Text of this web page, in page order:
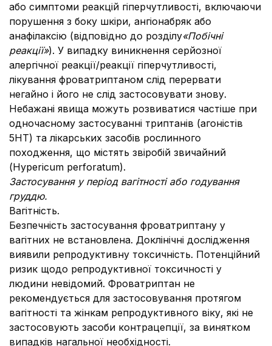
або симптоми реакцій гіперчутливості, включаючи
порушення з боку шкіри, ангіонабряк або
анафілаксію (відповідно до розділу«Побічні
реакції»). У випадку виникнення серйозної
алергічної реакції/реакції гіперчутливості,
лікування фроватриптаном слід перервати
негайно і його не слід застосовувати знову.
Небажані явища можуть розвиватися частіше при
одночасному застосуванні триптанів (агоністів
5НТ) та лікарських засобів рослинного
походження, що містять звіробій звичайний
(Hypericum perforatum).
Застосування у період вагітності або годування
груддю.
Вагітність.
Безпечність застосування фроватриптану у
вагітних не встановлена. Доклінічні дослідження
виявили репродуктивну токсичність. Потенційний
ризик щодо репродуктивної токсичності у
людини невідомий. Фроватриптан не
рекомендується для застосовування протягом
вагітності та жінкам репродуктивного віку, які не
застосовують засоби контрацепції, за винятком
випадків нагальної необхідності.